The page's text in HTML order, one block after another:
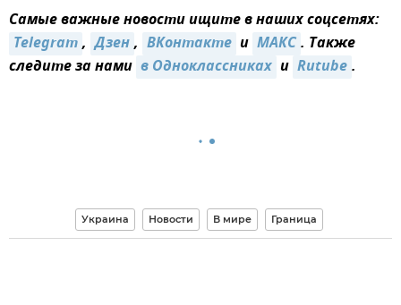
Самые важные новости ищите в наших соцсетях:
Telegram, Дзен, ВКонтакте и МАКС. Также
следите за нами в Одноклассниках и Rutube.
Украина Новости В мире Граница